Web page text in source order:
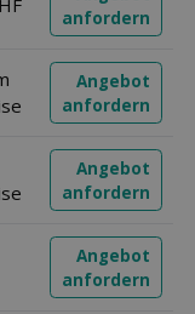
anfordern
Angebot
anfordern
Angebot
anfordern
Angebot
anfordern